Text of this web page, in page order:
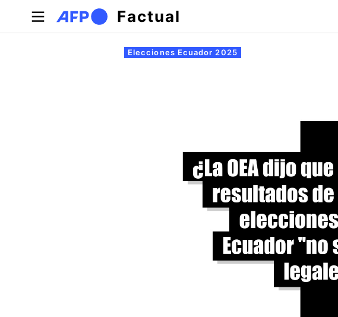
Pasar al contenido principal
Factual
Solapas principales
Elecciones Ecuador 2025